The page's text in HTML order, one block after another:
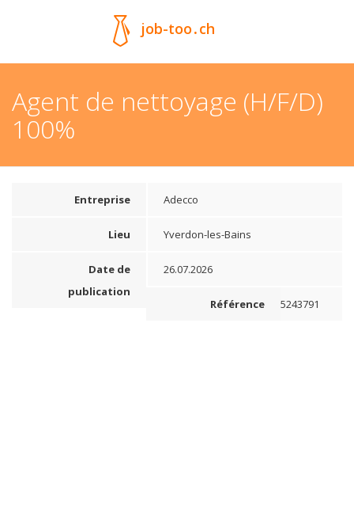
job-too.ch
Agent de nettoyage (H/F/D)
100%
Entreprise Adecco
Lieu Yverdon-les-Bains
Date de
publication
26.07.2026
Référence 5243791